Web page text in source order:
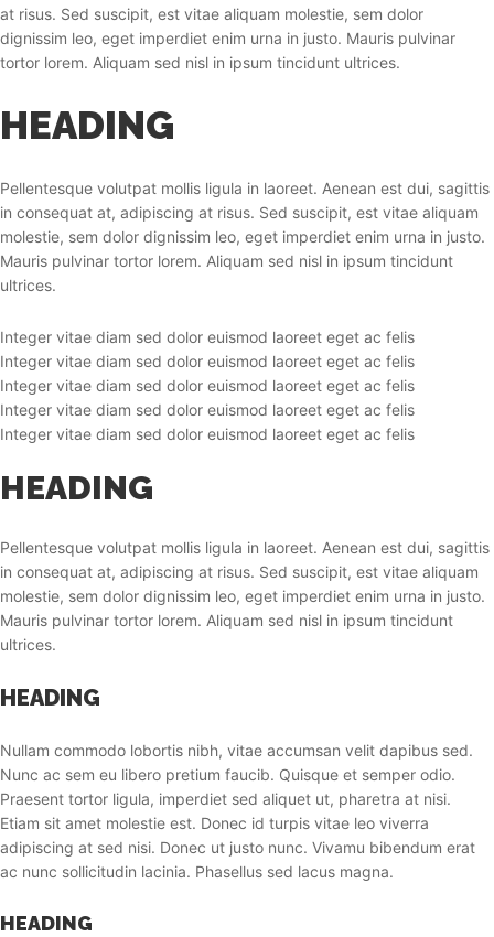
at risus. Sed suscipit, est vitae aliquam molestie, sem dolor
dignissim leo, eget imperdiet enim urna in justo. Mauris pulvinar
tortor lorem. Aliquam sed nisl in ipsum tincidunt ultrices.
HEADING
Pellentesque volutpat mollis ligula in laoreet. Aenean est dui, sagittis
in consequat at, adipiscing at risus. Sed suscipit, est vitae aliquam
molestie, sem dolor dignissim leo, eget imperdiet enim urna in justo.
Mauris pulvinar tortor lorem. Aliquam sed nisl in ipsum tincidunt
ultrices.
Integer vitae diam sed dolor euismod laoreet eget ac felis
Integer vitae diam sed dolor euismod laoreet eget ac felis
Integer vitae diam sed dolor euismod laoreet eget ac felis
Integer vitae diam sed dolor euismod laoreet eget ac felis
Integer vitae diam sed dolor euismod laoreet eget ac felis
HEADING
Pellentesque volutpat mollis ligula in laoreet. Aenean est dui, sagittis
in consequat at, adipiscing at risus. Sed suscipit, est vitae aliquam
molestie, sem dolor dignissim leo, eget imperdiet enim urna in justo.
Mauris pulvinar tortor lorem. Aliquam sed nisl in ipsum tincidunt
ultrices.
HEADING
Nullam commodo lobortis nibh, vitae accumsan velit dapibus sed.
Nunc ac sem eu libero pretium faucib. Quisque et semper odio.
Praesent tortor ligula, imperdiet sed aliquet ut, pharetra at nisi.
Etiam sit amet molestie est. Donec id turpis vitae leo viverra
adipiscing at sed nisi. Donec ut justo nunc. Vivamu bibendum erat
ac nunc sollicitudin lacinia. Phasellus sed lacus magna.
HEADING